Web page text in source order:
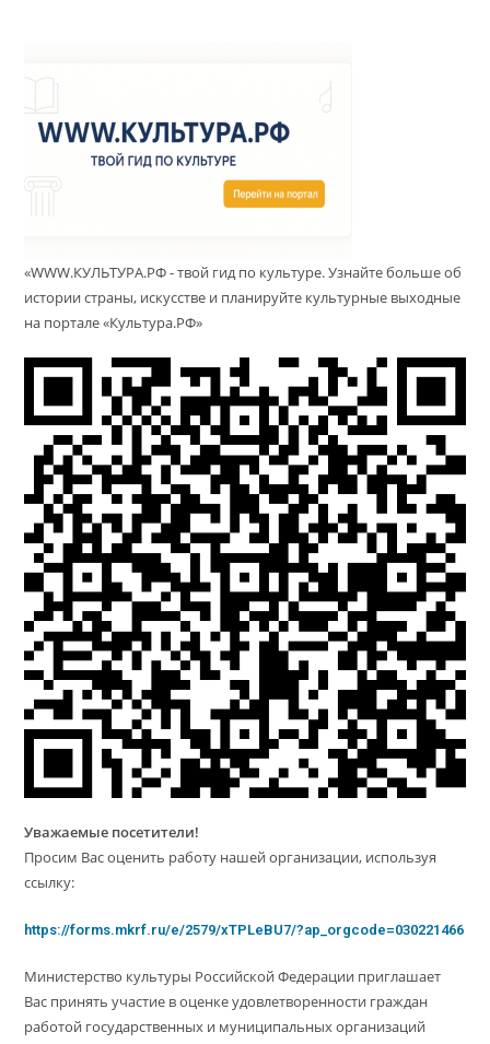
«WWW.КУЛЬТУРА.РФ - твой гид по культуре. Узнайте больше об
истории страны, искусстве и планируйте культурные выходные
на портале «Культура.РФ»
Уважаемые посетители!
Просим Вас оценить работу нашей организации, используя
ссылку:
https://forms.mkrf.ru/e/2579/xTPLeBU7/?ap_orgcode=030221466
Министерство культуры Российской Федерации приглашает
Вас принять участие в оценке удовлетворенности граждан
работой государственных и муниципальных организаций